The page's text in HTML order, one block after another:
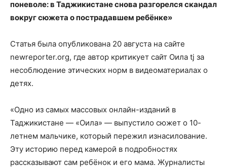
поневоле: в Таджикистане снова разгорелся скандал
вокруг сюжета о пострадавшем ребёнке»
Статья была опубликована 20 августа на сайте
newreporter.org, где автор критикует сайт Оила tj за
несоблюдение этических норм в видеоматериалах о
детях.
«Одно из самых массовых онлайн-изданий в
Таджикистане — «Оила» — выпустило сюжет о 10-
летнем мальчике, который пережил изнасилование.
Эту историю перед камерой в подробностях
рассказывают сам ребёнок и его мама. Журналисты